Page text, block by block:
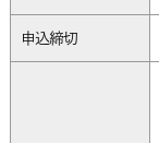
申込締切